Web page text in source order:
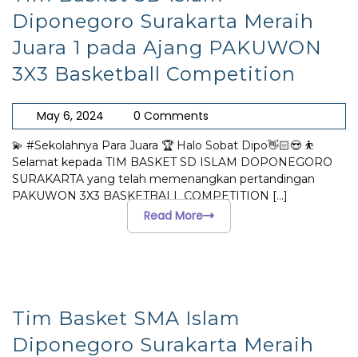
Diponegoro Surakarta Meraih
Juara 1 pada Ajang PAKUWON
3X3 Basketball Competition
May 6, 2024 0 Comments
💫 #Sekolahnya Para Juara 🏆 Halo Sobat Dipo👋🏻😍 ⛹️
Selamat kepada TIM BASKET SD ISLAM DOPONEGORO
SURAKARTA yang telah memenangkan pertandingan
PAKUWON 3X3 BASKETBALL COMPETITION [...]
Read More
Tim Basket SMA Islam
Diponegoro Surakarta Meraih